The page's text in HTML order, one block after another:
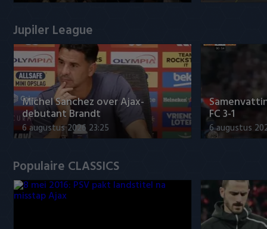
Jupiler League
Míchel Sanchez over Ajax-
debutant Brandt
6 augustus 2026 23:25
FC 3-1
6 augustus
Populaire CLASSICS